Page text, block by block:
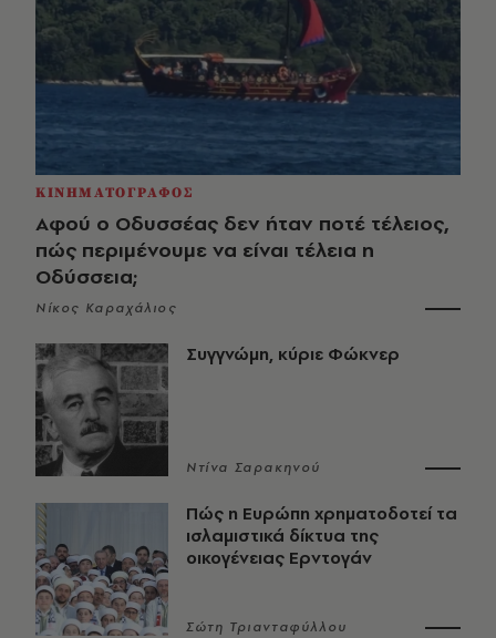
ΚΙΝΗΜΑΤΟΓΡΑΦΟΣ
Αφού ο Οδυσσέας δεν ήταν ποτέ τέλειος,
πώς περιμένουμε να είναι τέλεια η
Οδύσσεια;
Νίκος Καραχάλιος
Συγγνώμη, κύριε Φώκνερ
Ντίνα Σαρακηνού
Πώς η Ευρώπη χρηματοδοτεί τα
ισλαμιστικά δίκτυα της
οικογένειας Ερντογάν
Σώτη Τριανταφύλλου